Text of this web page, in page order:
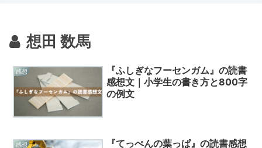
想田 数馬
感想
『ふしぎなフーセンガム』の読書
感想文｜小学生の書き方と800字
の例文
感想
『てっぺんの葉っぱ』の読書感想